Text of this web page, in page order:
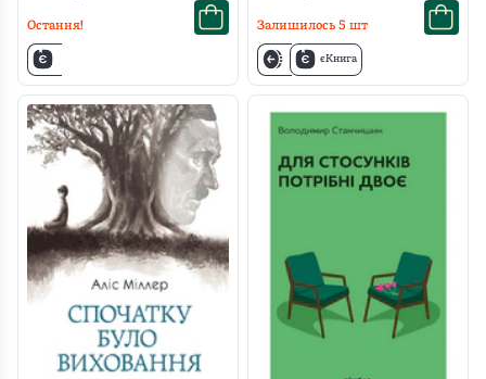
Остання! Залишилось 5 шт
єКнига